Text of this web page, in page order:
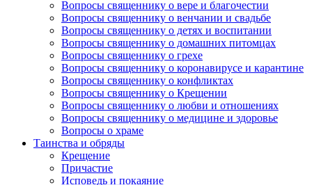
Вопросы священнику о вере и благочестии
Вопросы священнику о венчании и свадьбе
Вопросы священнику о детях и воспитании
Вопросы священнику о домашних питомцах
Вопросы священнику о грехе
Вопросы священнику о коронавирусе и карантине
Вопросы священнику о конфликтах
Вопросы священнику о Крещении
Вопросы священнику о любви и отношениях
Вопросы священнику о медицине и здоровье
Вопросы о храме
Таинства и обряды
Крещение
Причастие
Исповедь и покаяние